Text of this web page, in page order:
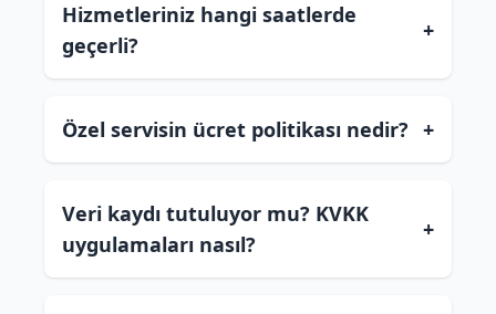
Hizmetleriniz hangi saatlerde
geçerli?
+
Özel servisin ücret politikası nedir? +
Veri kaydı tutuluyor mu? KVKK
uygulamaları nasıl?
+